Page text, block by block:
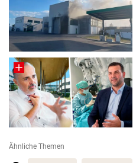
Ähnliche Themen